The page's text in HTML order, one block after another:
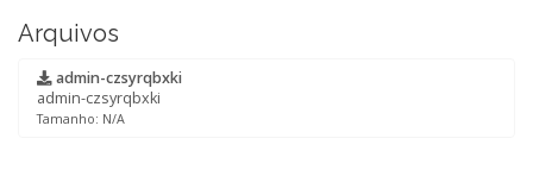
Arquivos
admin-czsyrqbxki
admin-czsyrqbxki
Tamanho: N/A